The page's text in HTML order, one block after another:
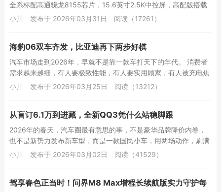
全系标配高通骁龙8155芯片，15.6英寸2.5K中控屏，高配版搭载
猎鹰500辅助驾驶系统，支...
小川 发布于 2026年03月31日 阅读（17261）
海豹06双车齐发，比亚迪再下两步好棋
汽车市场走到2026年，早就不是靠一款车打天下的年代。 消费者
需求越来越细，有人要极致性能，有人要实用顾家，有人被充电焦
虑烦透，有人为空间不够发愁。 比...
小川 发布于 2026年03月25日 阅读（13212）
从盲订6.1万到进藏，全新QQ3凭什么站稳脚跟
2026年的春天，汽车圈最有意思的事，不是豪华品牌降价内卷，
也不是新势力发布新车型，而是一款国民小车，用两场动作，刷满
了存在感。 2月6日，QQ快乐之夜，...
小川 发布于 2026年03月02日 阅读（41529）
驾享春色正当时！问界M8 Max增程长续航版实力守护每